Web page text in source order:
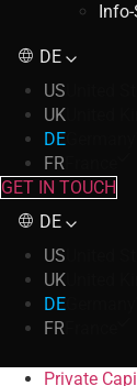
DE
US
UK
DE
FR
GET IN TOUCH
DE
US
UK
DE
FR
Private